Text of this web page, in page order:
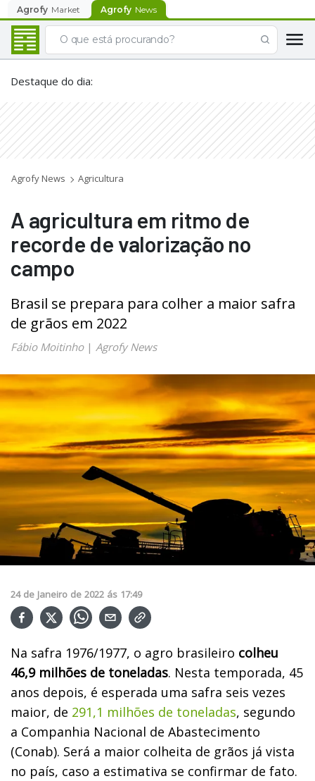
Agrofy Market Agrofy News
Destaque do dia:
Agrofy News Agricultura
A agricultura em ritmo de
recorde de valorização no
campo
Brasil se prepara para colher a maior safra
de grãos em 2022
Fábio Moitinho| Agrofy News
24 de Janeiro de 2022 ás 17:49
Na safra 1976/1977, o agro brasileiro colheu
46,9 milhões de toneladas. Nesta temporada, 45
anos depois, é esperada uma safra seis vezes
maior, de 291,1 milhões de toneladas, segundo
a Companhia Nacional de Abastecimento
(Conab). Será a maior colheita de grãos já vista
no país, caso a estimativa se confirmar de fato.